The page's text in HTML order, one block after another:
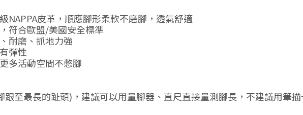
NAPPA皮革，順應腳形柔軟不磨腳，透氣舒適
符合歐盟/美國安全標準
耐磨、抓地力強
彈性
多活動空間不憋腳
跟至最長的趾頭)，建議可以用量腳器、直尺直接量測腳長，不建議用筆